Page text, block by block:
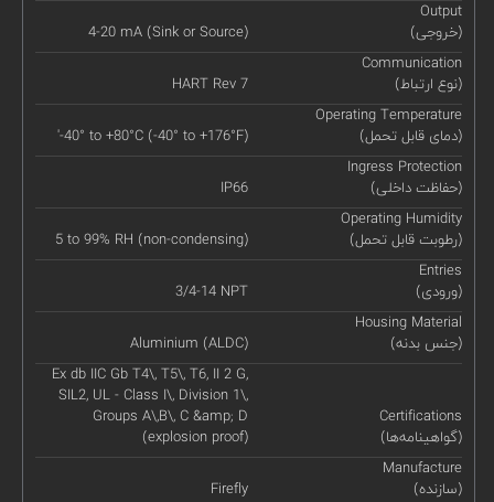
Output
(خروجی)
4-20 mA (Sink or Source)
Communication
(نوع ارتباط)
HART Rev 7
Operating Temperature
(دمای قابل تحمل)
'-40° to +80°C (-40° to +176°F)
Ingress Protection
(حفاظت داخلی)
IP66
Operating Humidity
(رطوبت قابل تحمل)
5 to 99% RH (non-condensing)
Entries
(ورودی)
3/4-14 NPT
Housing Material
(جنس بدنه)
Aluminium (ALDC)
Certifications
(گواهینامه‌ها)
Ex db IIC Gb T4\, T5\, T6, II 2 G,
SIL2, UL - Class I\, Division 1\,
Groups A\,B\, C &amp; D
(explosion proof)
Manufacture
(سازنده)
Firefly